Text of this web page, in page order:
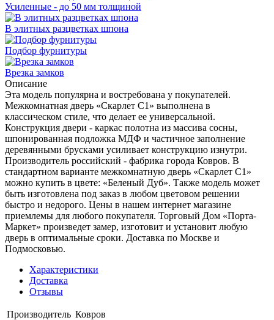
Усиленные - до 50 мм толщиной
В элитных разцветках шпона
Подбор фурнитуры
Врезка замков
Описание
Эта модель популярна и востребована у покупателей.
Межкомнатная дверь «Скарлет С1» выполнена в
классическом стиле, что делает ее универсальной.
Конструкция двери - каркас полотна из массива сосны,
шпонированная подложка МДФ и частичное заполнение
деревянными брусками усиливает конструкцию изнутри.
Производитель российский - фабрика города Ковров. В
стандартном варианте межкомнатную дверь «Скарлет С1»
можно купить в цвете: «Беленый Дуб». Также модель может
быть изготовлена под заказ в любом цветовом решении
быстро и недорого. Цены в нашем интернет магазине
приемлемы для любого покупателя. Торговый Дом «Порта-
Маркет» произведет замер, изготовит и установит любую
дверь в оптимальные сроки. Доставка по Москве и
Подмосковью.
Характеристики
Доставка
Отзывы
Производитель Ковров